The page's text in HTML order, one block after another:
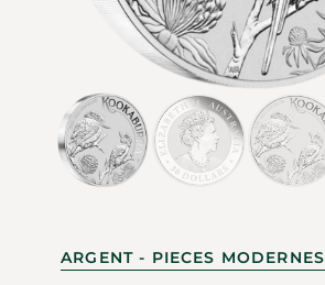
ARGENT - PIECES MODERNES